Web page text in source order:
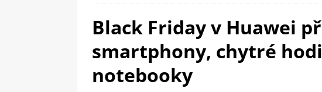
[ 12-05-2025 ]
Nová řada multifunkčních
C5100 a 6100
PERIFERIE
[ 09-05-2025 ]
OSTATNÍ
Black Friday v Huawei
smartphony, chytré
notebooky